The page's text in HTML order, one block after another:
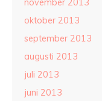
november 2013
oktober 2013
september 2013
augusti 2013
juli 2013
juni 2013